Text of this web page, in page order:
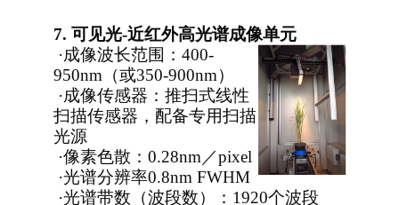
7. 可见光-近红外高光谱成像单元
·成像波长范围：400-
950nm（或350-900nm）
·成像传感器：推扫式线性
扫描传感器，配备专用扫描
光源
·像素色散：0.28nm／pixel
·光谱分辨率0.8nm FWHM
·光谱带数（波段数）：1920个波段